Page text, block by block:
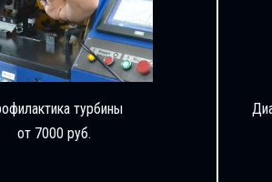
турбины
от 7000 руб.